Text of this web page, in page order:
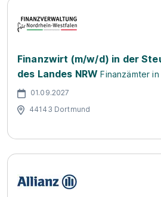
Finanzwirt (m/w/d) in der
des Landes NRW Finanzämter
01.09.2027
44143 Dortmund